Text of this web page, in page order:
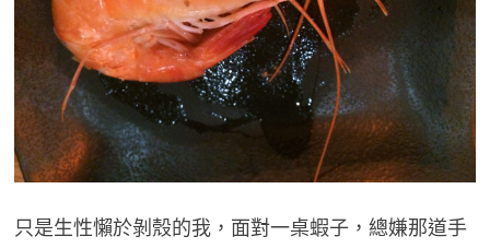
只是生性懶於剝殼的我，面對一桌蝦子，總嫌那道手